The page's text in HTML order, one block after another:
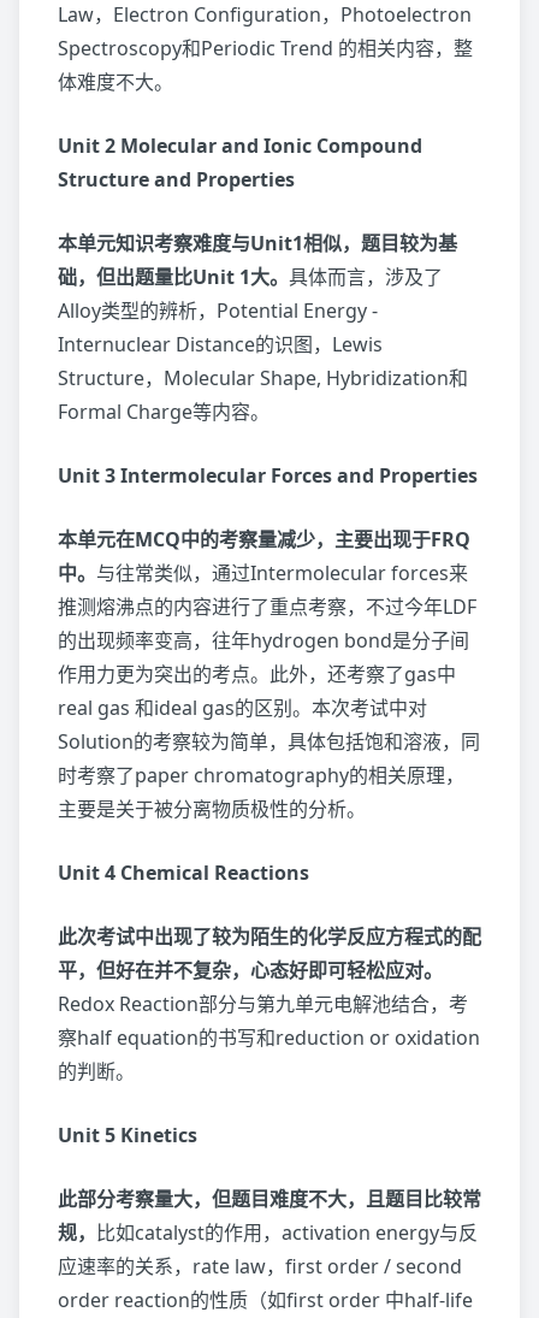
Law，Electron Configuration，Photoelectron
Spectroscopy和Periodic Trend 的相关内容，整
体难度不大。
Unit 2 Molecular and Ionic Compound
Structure and Properties
本单元知识考察难度与Unit1相似，题目较为基
础，但出题量比Unit 1大。 具体而言，涉及了
Alloy类型的辨析，Potential Energy -
Internuclear Distance的识图，Lewis
Structure，Molecular Shape, Hybridization和
Formal Charge等内容。
Unit 3 Intermolecular Forces and Properties
本单元在MCQ中的考察量减少，主要出现于FRQ
中。 与往常类似，通过Intermolecular forces来
推测熔沸点的内容进行了重点考察，不过今年LDF
的出现频率变高，往年hydrogen bond是分子间
作用力更为突出的考点。此外，还考察了gas中
real gas 和ideal gas的区别。本次考试中对
Solution的考察较为简单，具体包括饱和溶液，同
时考察了paper chromatography的相关原理，
主要是关于被分离物质极性的分析。
Unit 4 Chemical Reactions
此次考试中出现了较为陌生的化学反应方程式的配
平，但好在并不复杂，心态好即可轻松应对。
Redox Reaction部分与第九单元电解池结合，考
察half equation的书写和reduction or oxidation
的判断。
Unit 5 Kinetics
此部分考察量大，但题目难度不大，且题目比较常
规， 比如catalyst的作用，activation energy与反
应速率的关系，rate law，first order / second
order reaction的性质（如first order 中half-life